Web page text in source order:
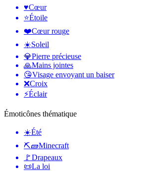
♥️Cœur
⭐Étoile
❤️Cœur rouge
☀️Soleil
💎Pierre précieuse
🙏Mains jointes
😘Visage envoyant un baiser
❌Croix
⚡Éclair
Émoticônes thématique
☀️Été
⛏🧱Minecraft
🚩Drapeaux
📜La loi